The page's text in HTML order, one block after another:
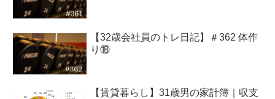
【32歳会社員のトレ日記】＃362 体作
り⑱
【賃貸暮らし】31歳男の家計簿｜収支